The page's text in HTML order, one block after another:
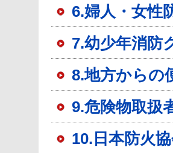
6.婦人・女性
7.幼少年消防
8.地方からの
9.危険物取扱
10.日本防火